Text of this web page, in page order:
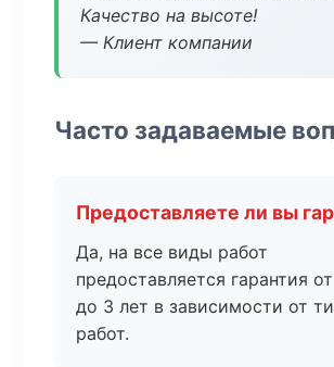
Качество на высоте!
— Клиент компании
Часто задаваемые
Предоставляете ли вы
Да, на все виды работ
предоставляется гарантия
до 3 лет в зависимости от
работ.